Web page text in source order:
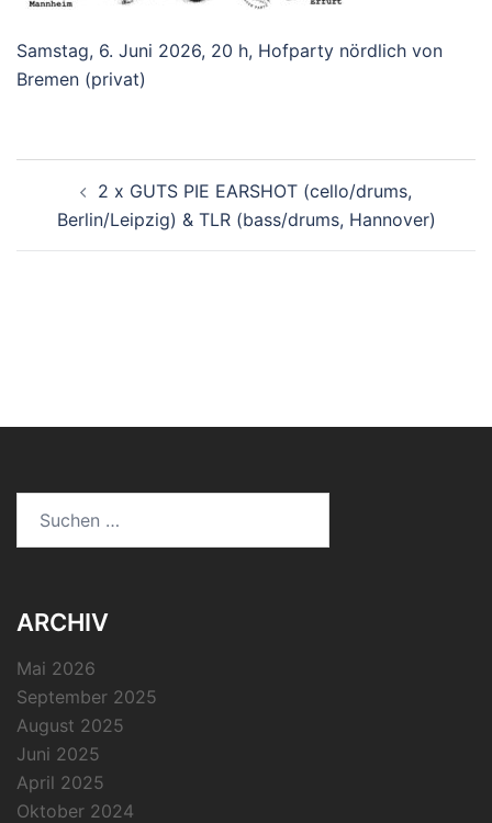
Samstag, 6. Juni 2026, 20 h, Hofparty nördlich von
Bremen (privat)
2 x GUTS PIE EARSHOT (cello/drums,
Berlin/Leipzig) & TLR (bass/drums, Hannover)
ARCHIV
Mai 2026
September 2025
August 2025
Juni 2025
April 2025
Oktober 2024